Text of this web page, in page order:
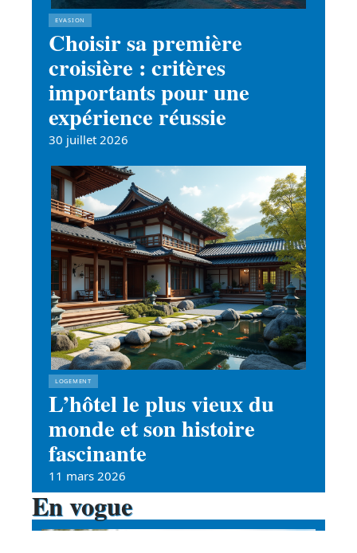
EVASION
Choisir sa première
croisière : critères
importants pour une
expérience réussie
30 juillet 2026
LOGEMENT
L’hôtel le plus vieux du
monde et son histoire
fascinante
11 mars 2026
En vogue